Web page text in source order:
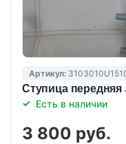
Артикул:
Ступица передняя
Есть в наличии
3 800 руб.